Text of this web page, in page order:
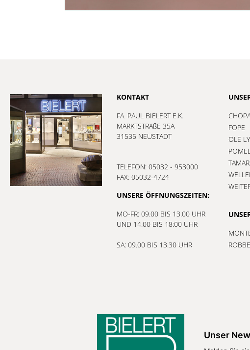
KONTAKT
FA. PAUL BIELERT E.K.
MARKTSTRAßE 35A
31535 NEUSTADT
TELEFON: 05032 - 953000
FAX: 05032-4724
UNSERE ÖFFNUNGSZEITEN:
MO-FR: 09.00 BIS 13.00 UHR
UND 14.00 BIS 18:00 UHR
SA: 09.00 BIS 13.30 UHR
FOPE
OLE
Unser